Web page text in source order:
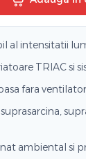
al intensitatii
TRIAC si
fara ventilator
ambiental si